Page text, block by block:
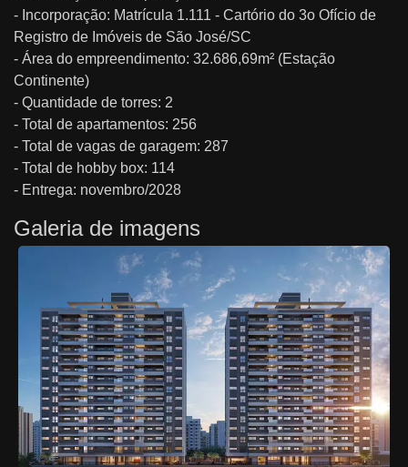
- Incorporação: Matrícula 1.111 - Cartório do 3o Ofício de
Registro de Imóveis de São José/SC
- Área do empreendimento: 32.686,69m² (Estação
Continente)
- Quantidade de torres: 2
- Total de apartamentos: 256
- Total de vagas de garagem: 287
- Total de hobby box: 114
- Entrega: novembro/2028
Galeria de imagens